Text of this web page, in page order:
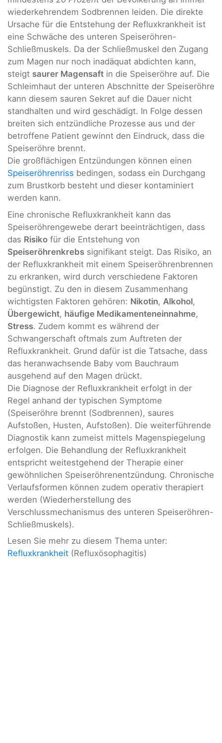
wiederkehrendem Sodbrennen leiden. Die direkte
Ursache für die Entstehung der Refluxkrankheit ist
eine Schwäche des unteren Speiseröhren-
Schließmuskels. Da der Schließmuskel den Zugang
zum Magen nur noch inadäquat abdichten kann,
steigt saurer Magensaft in die Speiseröhre auf. Die
Schleimhaut der unteren Abschnitte der Speiseröhre
kann diesem sauren Sekret auf die Dauer nicht
standhalten und wird geschädigt. In Folge dessen
breiten sich entzündliche Prozesse aus und der
betroffene Patient gewinnt den Eindruck, dass die
Speiseröhre brennt.
Die großflächigen Entzündungen können einen
Speiseröhrenriss bedingen, sodass ein Durchgang
zum Brustkorb besteht und dieser kontaminiert
werden kann.
Eine chronische Refluxkrankheit kann das
Speiseröhrengewebe derart beeinträchtigen, dass
das Risiko für die Entstehung von
Speiseröhrenkrebs signifikant steigt. Das Risiko, an
der Refluxkrankheit mit einem Speiseröhrenbrennen
zu erkranken, wird durch verschiedene Faktoren
begünstigt. Zu den in diesem Zusammenhang
wichtigsten Faktoren gehören: Nikotin, Alkohol,
Übergewicht, häufige Medikamenteneinnahme,
Stress. Zudem kommt es während der
Schwangerschaft oftmals zum Auftreten der
Refluxkrankheit. Grund dafür ist die Tatsache, dass
das heranwachsende Baby vom Bauchraum
ausgehend auf den Magen drückt.
Die Diagnose der Refluxkrankheit erfolgt in der
Regel anhand der typischen Symptome
(Speiseröhre brennt (Sodbrennen), saures
Aufstoßen, Husten, Aufstoßen). Die weiterführende
Diagnostik kann zumeist mittels Magenspiegelung
erfolgen. Die Behandlung der Refluxkrankheit
entspricht weitestgehend der Therapie einer
gewöhnlichen Speiseröhrenentzündung. Chronische
Verlaufsformen können zudem operativ therapiert
werden (Wiederherstellung des
Verschlussmechanismus des unteren Speiseröhren-
Schließmuskels).
Lesen Sie mehr zu diesem Thema unter:
Refluxkrankheit (Refluxösophagitis)